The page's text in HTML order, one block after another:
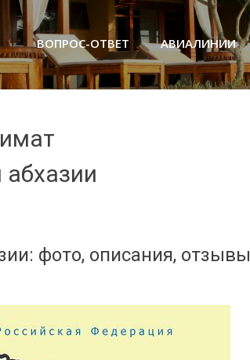
АВИАЛИНИИ
ВОПРОС-ОТВЕТ
фото, описания, отзывы